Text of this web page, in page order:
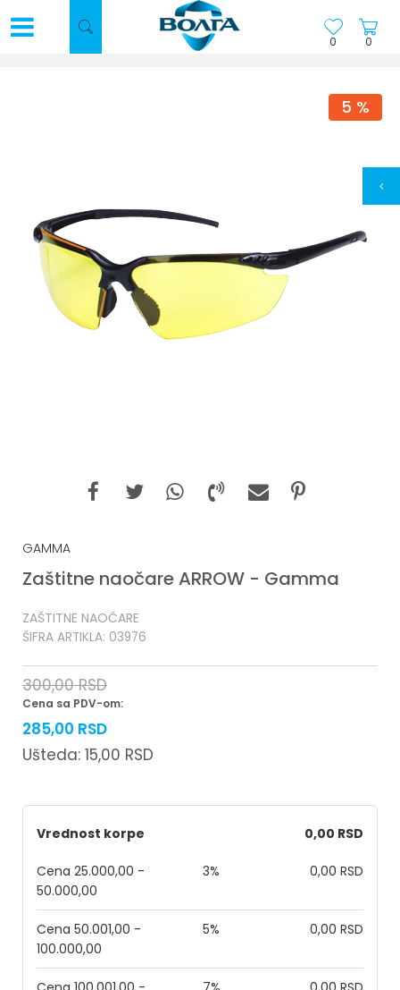
0
0
5 %
GAMMA
Zaštitne naočare ARROW - Gamma
ZAŠTITNE NAOČARE
ŠIFRA ARTIKLA: 03976
300,00 RSD
Cena sa PDV-om:
285,00 RSD
Ušteda: 15,00 RSD
Vrednost korpe 0,00 RSD
Cena 25.000,00 -
50.000,00
3% 0,00 RSD
Cena 50.001,00 -
100.000,00
5% 0,00 RSD